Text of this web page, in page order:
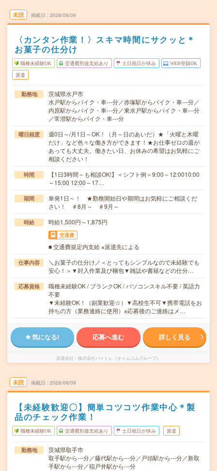
未読 掲載日 2026/08/09
〈カンタン作業！〉スキマ時間にサクッと＊
お菓子の仕分け
職種未経験OK 交通費別途支給あり 土日祝日が休み WEB登録OK
派遣
勤務地
茨城県水戸市
水戸駅からバイク・車---分／赤塚駅からバイク・車---分／
内原駅からバイク・車---分／東水戸駅からバイク・車---分
／常澄駅からバイク・車---分
曜日頻度
週0日～/月1日～OK！（月～日のあいだ）★「火曜と木曜
だけ」など色々な働き方ができます！★お仕事ゼロの週が
あっても大丈夫。働きたい日、お休みの希望はお気軽にご
相談ください！
時間
【1日3時間～も相談OK!】＜シフト例＞9:00～12:0010:00
～15:00 12:00～17…
期間
単発1日～！ ★勤務開始日や期間はお気軽にご相談くだ
さい！ ＃8月～ ＃9月～
時給 時給1,500円～1,875円
交通費
■ 交通費規定内支給 ※派遣先による
仕事内容
＼お菓子の仕分け／＜とってもシンプルなので未経験でも
安心！＞▼封入作業及び梱包▼雑誌や書籍などの仕分…
応募資格
職種未経験OK / ブランクOK / パソコンスキル不要 / 英語力
不要
▼未経験OK！（副業歓迎☆）▼高校生不可▼携帯電話をお
持ちの方（業務連絡に使用）※応募後のご連絡はメ…
気になる! 応募へ進む 詳しく見る
派遣会社 株式会社バイトレ（キャムコムグループ）
未読 掲載日 2026/08/09
【未経験歓迎〇】簡単コツコツ作業中心＊製
品のチェック作業！
職種未経験OK 交通費別途支給あり 土日祝日が休み 派遣
勤務地
茨城県取手市
取手駅から---分／藤代駅から---分／戸頭駅から---分／新取
手駅から---分／稲戸井駅から---分